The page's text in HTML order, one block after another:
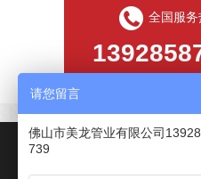
全国服务
佛山市
请您留言
佛山市美龙管业有限公司
739